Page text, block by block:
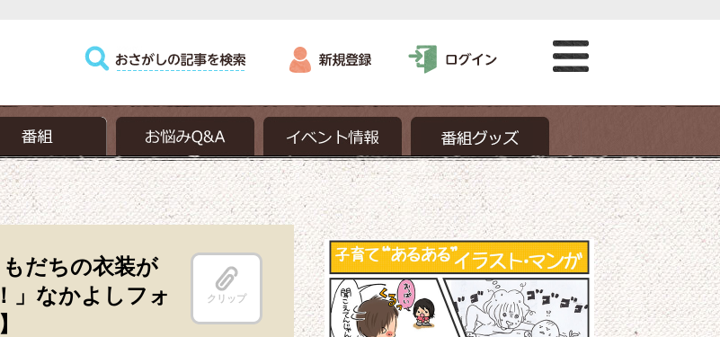
♪「いないいないばあっ！」なかよしフォトキャンペーン開始！【商品紹介】
だちの衣装が
」なかよしフォ
クリップ